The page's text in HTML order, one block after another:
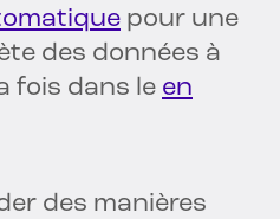
pour une
des données à
fois dans le en
des manières